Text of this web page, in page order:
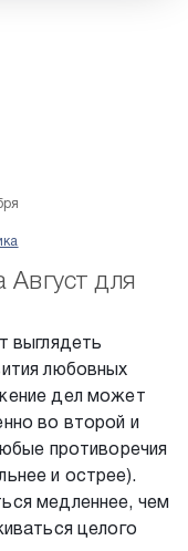
для
выглядеть
любовных
дел может
во второй и
противоречия
и острее).
медленнее, чем
целого